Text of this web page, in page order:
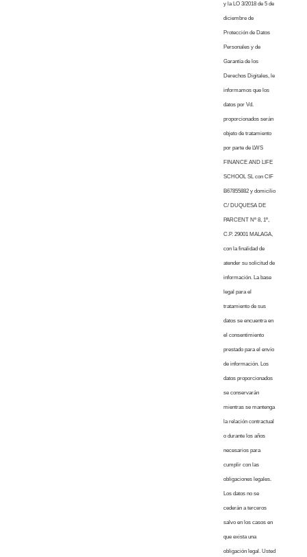
y la LO 3/2018 de 5 de
diciembre de
Protección de Datos
Personales y de
Garantía de los
Derechos Digitales, le
informamos que los
datos por Vd.
proporcionados serán
objeto de tratamiento
por parte de LWS
FINANCE AND LIFE
SCHOOL SL con CIF
B67855882 y domicilio
C/ DUQUESA DE
PARCENT Nº 8, 1º,
C.P. 29001 MALAGA,
con la finalidad de
atender su solicitud de
información. La base
legal para el
tratamiento de sus
datos se encuentra en
el consentimiento
prestado para el envío
de información. Los
datos proporcionados
se conservarán
mientras se mantenga
la relación contractual
o durante los años
necesarios para
cumplir con las
obligaciones legales.
Los datos no se
cederán a terceros
salvo en los casos en
que exista una
obligación legal. Usted